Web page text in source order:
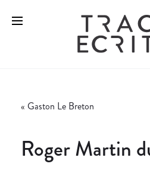
« Gaston Le Breton
Roger Martin